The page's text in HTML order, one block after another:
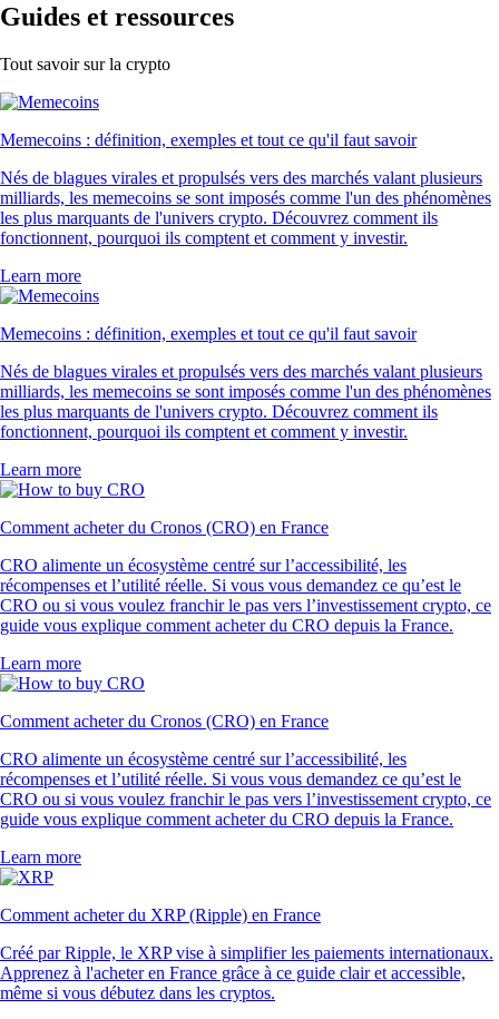
Guides et ressources
Tout savoir sur la crypto
Memecoins : définition, exemples et tout ce qu'il faut savoir
Nés de blagues virales et propulsés vers des marchés valant plusieurs
milliards, les memecoins se sont imposés comme l'un des phénomènes
les plus marquants de l'univers crypto. Découvrez comment ils
fonctionnent, pourquoi ils comptent et comment y investir.
Learn more
Memecoins : définition, exemples et tout ce qu'il faut savoir
Nés de blagues virales et propulsés vers des marchés valant plusieurs
milliards, les memecoins se sont imposés comme l'un des phénomènes
les plus marquants de l'univers crypto. Découvrez comment ils
fonctionnent, pourquoi ils comptent et comment y investir.
Learn more
Comment acheter du Cronos (CRO) en France
CRO alimente un écosystème centré sur l’accessibilité, les
récompenses et l’utilité réelle. Si vous vous demandez ce qu’est le
CRO ou si vous voulez franchir le pas vers l’investissement crypto, ce
guide vous explique comment acheter du CRO depuis la France.
Learn more
Comment acheter du Cronos (CRO) en France
CRO alimente un écosystème centré sur l’accessibilité, les
récompenses et l’utilité réelle. Si vous vous demandez ce qu’est le
CRO ou si vous voulez franchir le pas vers l’investissement crypto, ce
guide vous explique comment acheter du CRO depuis la France.
Learn more
Comment acheter du XRP (Ripple) en France
Créé par Ripple, le XRP vise à simplifier les paiements internationaux.
Apprenez à l'acheter en France grâce à ce guide clair et accessible,
même si vous débutez dans les cryptos.